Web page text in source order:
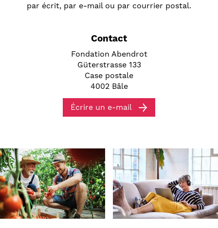
par écrit, par e-mail ou par courrier postal.
Contact
Fondation Abendrot
Güterstrasse 133
Case postale
4002 Bâle
Écrire un e-mail